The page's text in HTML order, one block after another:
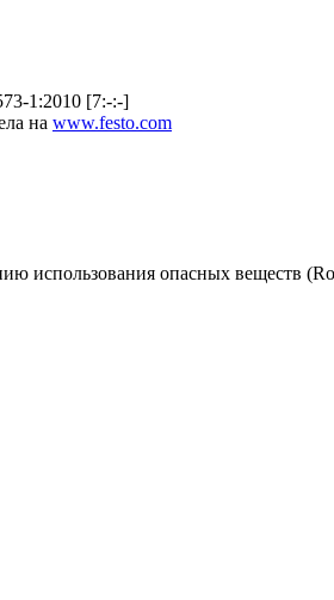
1:2010 [7:-:-]
на www.festo.com
использования опасных веществ